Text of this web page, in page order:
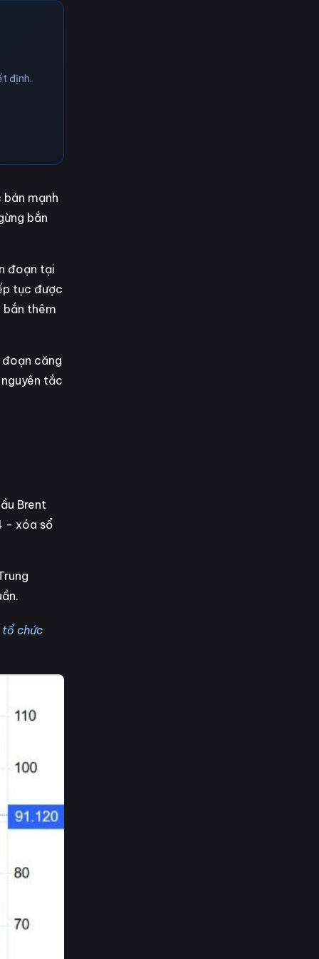
định.
mạnh
bắn
đoạn tại
tục được
bắn thêm
căng
tắc
Brent
- xóa sổ
tổ chức